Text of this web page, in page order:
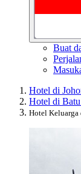
Buat
Hotel di
Hotel di Batu
Hotel Keluarga